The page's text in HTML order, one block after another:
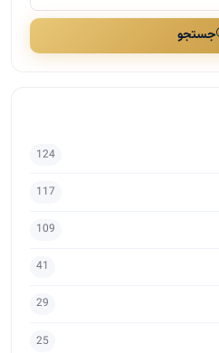
جستجو
124
117
109
41
29
25